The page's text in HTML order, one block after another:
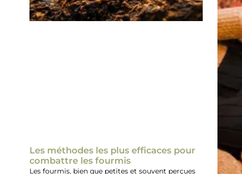
Les méthodes les plus efficaces pour
combattre les fourmis
Les fourmis, bien que petites et souvent perçues